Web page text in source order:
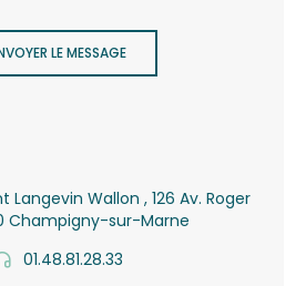
LE MESSAGE
Langevin Wallon , 126 Av. Roger
Champigny-sur-Marne
01.48.81.28.33